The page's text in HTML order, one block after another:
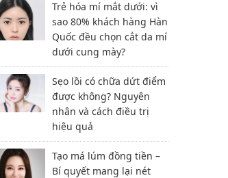
Trẻ hóa mí mắt dưới: vì
sao 80% khách hàng Hàn
Quốc đều chọn cắt da mí
dưới cung mày?
Sẹo lồi có chữa dứt điểm
được không? Nguyên
nhân và cách điều trị
hiệu quả
Tạo má lúm đồng tiền –
Bí quyết mang lại nét